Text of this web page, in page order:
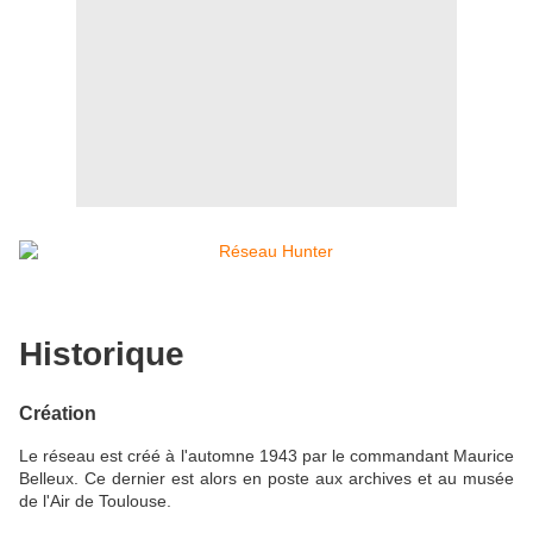
Historique
Création
Le réseau est créé à l'automne 1943 par le commandant Maurice
Belleux. Ce dernier est alors en poste aux archives et au musée
de l'Air de Toulouse.